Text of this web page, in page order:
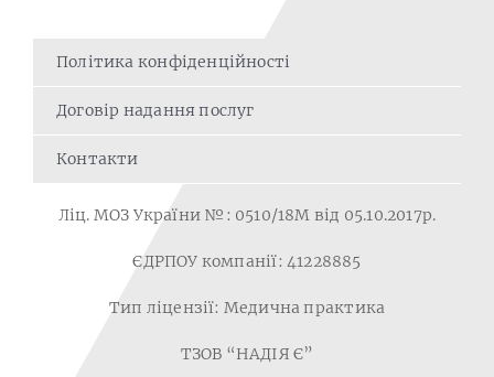
Політика конфіденційності
Договір надання послуг
Контакти
Ліц. МОЗ України №: 0510/18M від 05.10.2017р.
ЄДРПОУ компанії: 41228885
Тип ліцензії: Медична практика
ТЗОВ “НАДІЯ Є”